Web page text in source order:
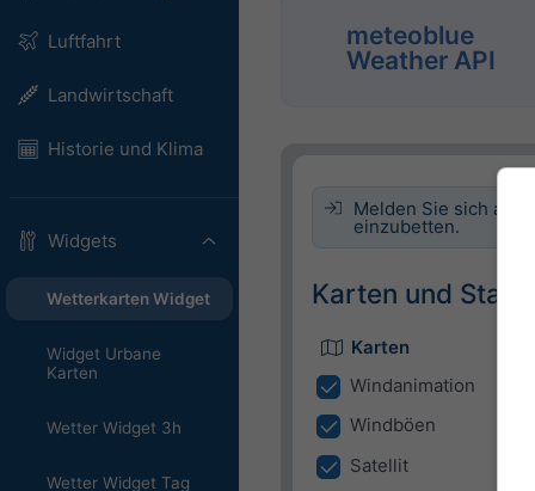
Luftfahrt
Landwirtschaft
Historie und Klima
Widgets
Wetterkarten Widget
Widget Urbane
Karten
Wetter Widget 3h
Wetter Widget Tag
meteoblue
Weather API
Melden Sie sich an,
einzubetten.
Karten und
Karten
Windanimation
Windböen
Satellit